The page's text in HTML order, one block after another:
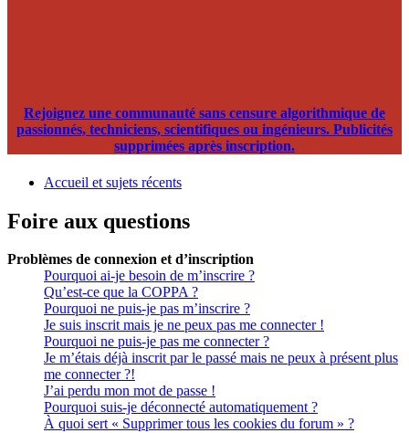
Rejoignez une communauté sans censure algorithmique de
passionnés, techniciens, scientifiques ou ingénieurs. Publicités
supprimées après inscription.
Accueil et sujets récents
Foire aux questions
Problèmes de connexion et d’inscription
Pourquoi ai-je besoin de m’inscrire ?
Qu’est-ce que la COPPA ?
Pourquoi ne puis-je pas m’inscrire ?
Je suis inscrit mais je ne peux pas me connecter !
Pourquoi ne puis-je pas me connecter ?
Je m’étais déjà inscrit par le passé mais ne peux à présent plus
me connecter ?!
J’ai perdu mon mot de passe !
Pourquoi suis-je déconnecté automatiquement ?
À quoi sert « Supprimer tous les cookies du forum » ?